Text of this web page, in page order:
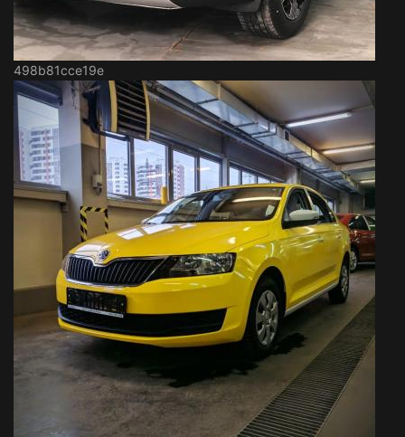
498b81cce19e